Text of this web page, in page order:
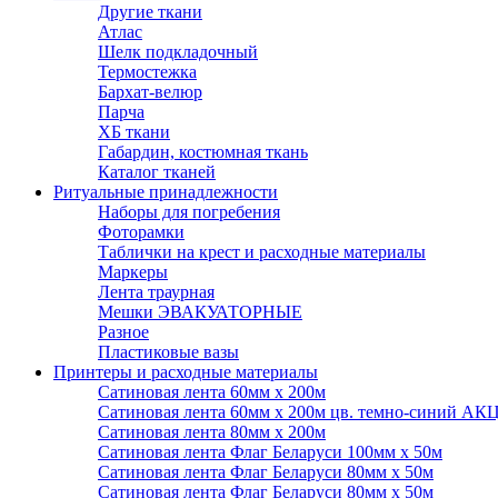
Другие ткани
Атлас
Шелк подкладочный
Термостежка
Бархат-велюр
Парча
ХБ ткани
Габардин, костюмная ткань
Каталог тканей
Ритуальные принадлежности
Наборы для погребения
Фоторамки
Таблички на крест и расходные материалы
Маркеры
Лента траурная
Мешки ЭВАКУАТОРНЫЕ
Разное
Пластиковые вазы
Принтеры и расходные материалы
Сатиновая лента 60мм х 200м
Сатиновая лента 60мм х 200м цв. темно-синий
Сатиновая лента 80мм х 200м
Сатиновая лента Флаг Беларуси 100мм х 50м
Сатиновая лента Флаг Беларуси 80мм х 50м
Сатиновая лента Флаг Беларуси 80мм х 50м